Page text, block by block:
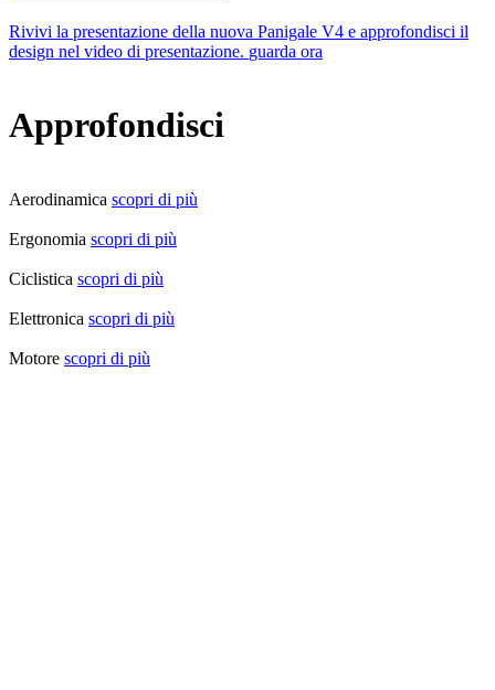
Rivivi la presentazione della nuova Panigale V4 e approfondisci il
design nel video di presentazione. guarda ora
Approfondisci
Aerodinamica scopri di più
Ergonomia scopri di più
Ciclistica scopri di più
Elettronica scopri di più
Motore scopri di più